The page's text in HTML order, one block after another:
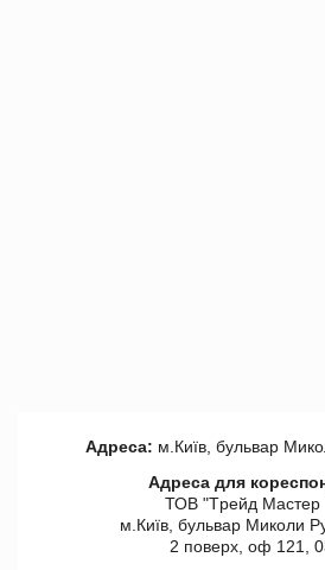
Адреса: м.Київ, бульвар
Адреса для
ТОВ "Tрейд Мастер
м.Київ, бульвар Миколи
2 поверх, оф 121,